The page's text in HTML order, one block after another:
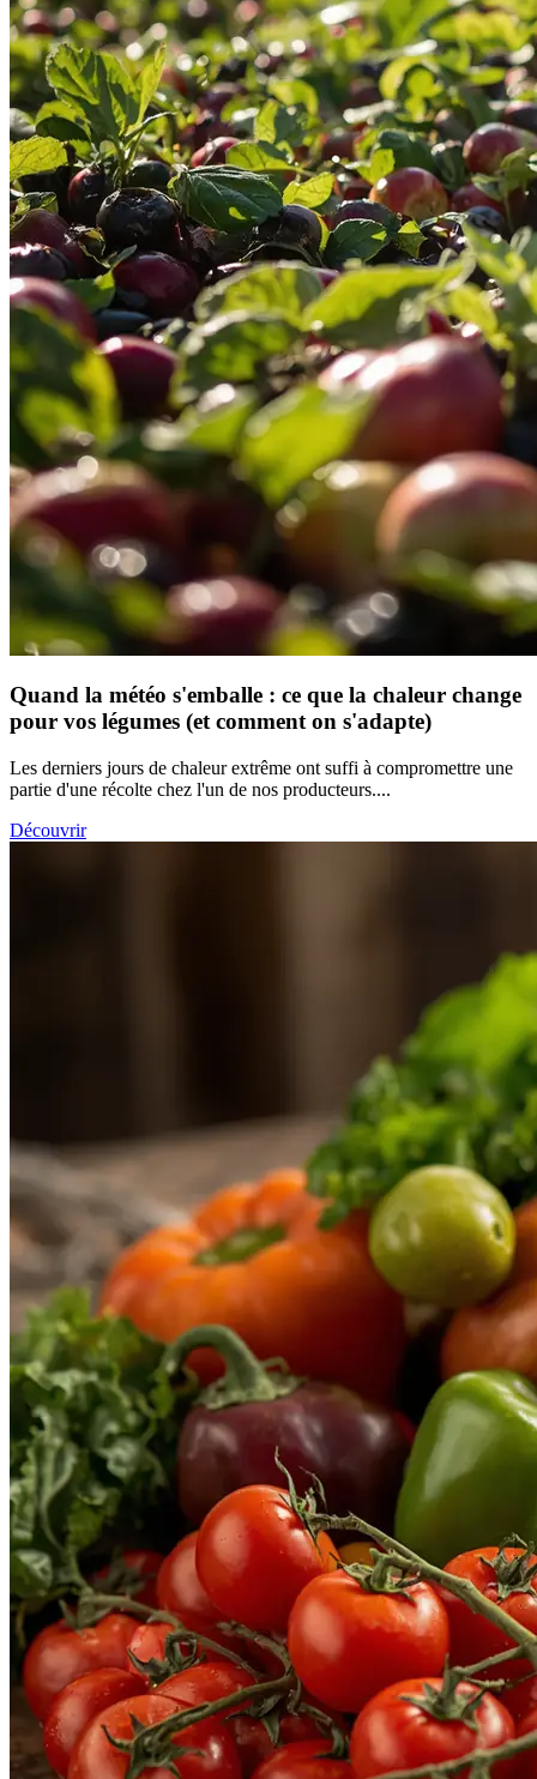
Quand la météo s'emballe : ce que la chaleur change
pour vos légumes (et comment on s'adapte)
Les derniers jours de chaleur extrême ont suffi à compromettre une
partie d'une récolte chez l'un de nos producteurs....
Découvrir